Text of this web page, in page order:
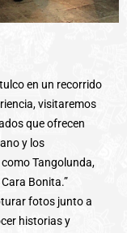
en un recorrido
visitaremos
que ofrecen
y los
Tangolunda,
Bonita.”
fotos junto a
historias y